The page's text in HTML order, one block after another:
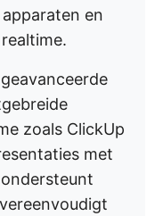
en
zoals ClickUp
met